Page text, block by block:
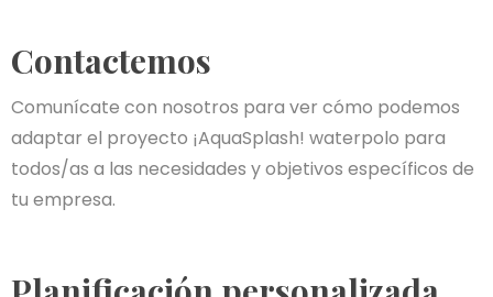
Contactemos
Comunícate con nosotros para ver cómo podemos
adaptar el proyecto ¡AquaSplash! waterpolo para
todos/as a las necesidades y objetivos específicos de
tu empresa.